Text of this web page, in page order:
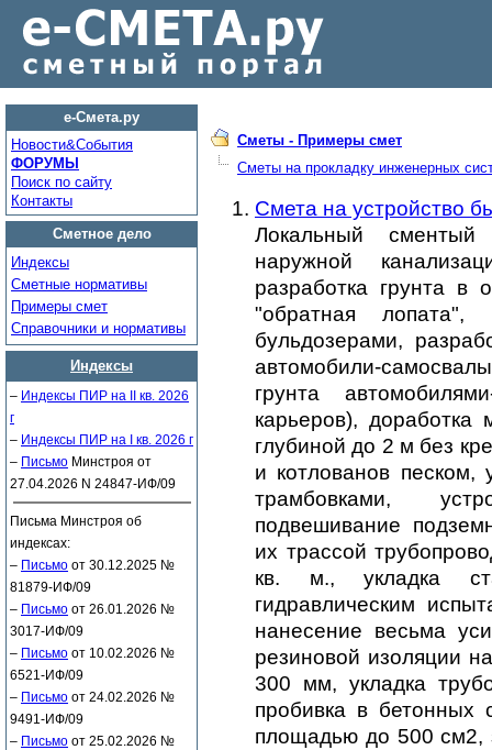
е-Смета.ру
Новости&Cобытия
ФОРУМЫ
Поиск по сайту
Контакты
Сметное дело
Индексы
Сметные нормативы
Примеры смет
Справочники и нормативы
Индексы
– Индексы ПИР на II кв. 2026
г
– Индексы ПИР на I кв. 2026 г
– Письмо Минстроя от
27.04.2026 N 24847-ИФ/09
Письма Минстроя об
индексах:
– Письмо от 30.12.2025 №
81879-ИФ/09
– Письмо от 26.01.2026 №
3017-ИФ/09
– Письмо от 10.02.2026 №
6521-ИФ/09
– Письмо от 24.02.2026 №
9491-ИФ/09
– Письмо от 25.02.2026 №
Сметы - Примеры смет
Сметы на прокладку инженерных
Смета на устройство
Локальный
наружной
разработка грунта в
"обратная
бульдозерами,
автомобили-
грунта
карьеров), доработка
глубиной до 2 м без
и котлованов песком,
трамбовками,
подвешивание
их трассой
кв. м., укладка
гидравлическим
нанесение весьма
резиновой изоляции
300 мм, укладка
пробивка в бетонных
площадью до 500 см2,